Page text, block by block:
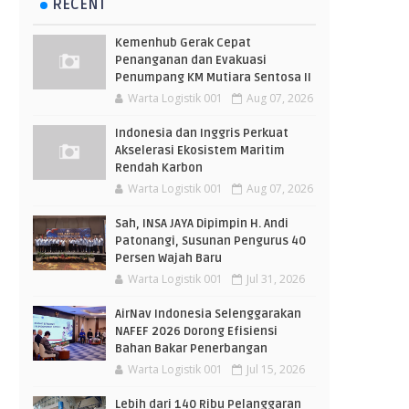
RECENT
Kemenhub Gerak Cepat
Penanganan dan Evakuasi
Penumpang KM Mutiara Sentosa II
Warta Logistik 001 Aug 07, 2026
Indonesia dan Inggris Perkuat
Akselerasi Ekosistem Maritim
Rendah Karbon
Warta Logistik 001 Aug 07, 2026
Sah, INSA JAYA Dipimpin H. Andi
Patonangi, Susunan Pengurus 40
Persen Wajah Baru
Warta Logistik 001 Jul 31, 2026
AirNav Indonesia Selenggarakan
NAFEF 2026 Dorong Efisiensi
Bahan Bakar Penerbangan
Warta Logistik 001 Jul 15, 2026
Lebih dari 140 Ribu Pelanggaran